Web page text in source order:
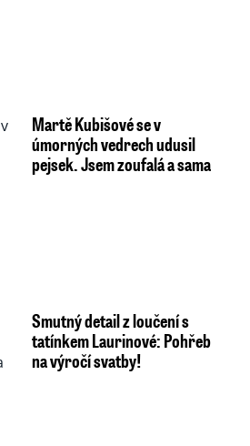
Martě Kubišové se v
úmorných vedrech udusil
pejsek. Jsem zoufalá a sama
Smutný detail z loučení s
tatínkem Laurinové: Pohřeb
na výročí svatby!